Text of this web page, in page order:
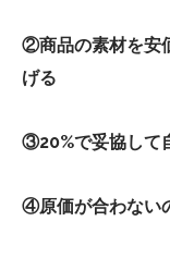
②商品の素材を安
げる
③20%で妥協して
④原価が合わない